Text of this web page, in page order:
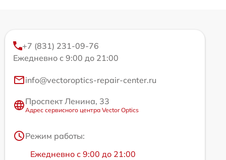
+7 (831) 231-09-76
Ежедневно с 9:00 до 21:00
info@vectoroptics-repair-center.ru
Проспект Ленина, 33
Адрес сервисного центра Vector Optics
Режим работы:
Ежедневно с 9:00 до 21:00